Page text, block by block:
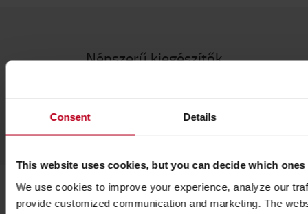
Consent Details
This website uses cookies, but you can decide which ones
We use cookies to improve your experience, analyze our
provide customized communication and marketing. The
Népszerű kiegészítők
LÁSD AZ ÖSSZES TARTOZÉKOT